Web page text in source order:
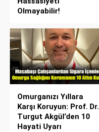
Olmayabilir!
Omurganızı Yıllara
Karşı Koruyun: Prof. Dr.
Turgut Akgül’den 10
Hayati Uyarı